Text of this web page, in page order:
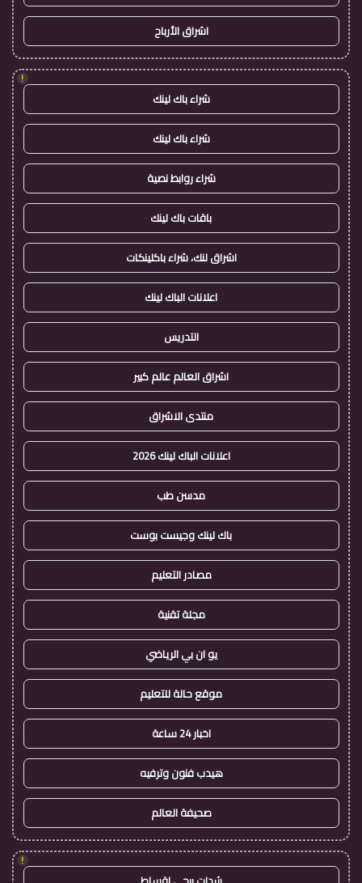
اشراق الأرباح
!
شراء باك لينك
شراء باك لينك
شراء روابط نصية
باقات باك لينك
اشراق لنك، شراء باكلينكات
اعلانات الباك لينك
التدريس
اشراق العالم عالم كبير
منتدى الاشراق
اعلانات الباك لينك 2026
مدسن طب
باك لينك وجيست بوست
مصادر التعليم
مجلة تقنية
يو ان بي الرياضي
موقع حالة للتعليم
اخبار 24 ساعة
هيدب فنون وترفيه
صحيفة العالم
!